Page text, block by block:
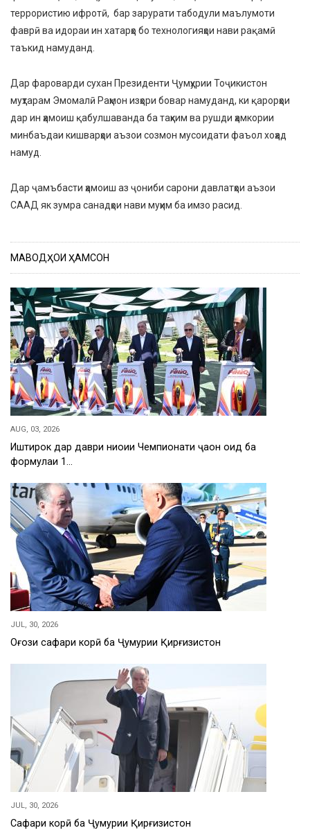
террористию ифротӣ, бар зарурати табодули маълумоти
фаврӣ ва идораи ин хатарҳо бо технологияҳои нави рақамӣ
таъкид намуданд.
Дар фароварди сухан Президенти Ҷумҳурии Тоҷикистон
муҳтарам Эмомалӣ Раҳмон изҳори бовар намуданд, ки қарорҳои
дар ин ҳамоиш қабулшаванда ба таҳким ва рушди ҳамкории
минбаъдаи кишварҳои аъзои созмон мусоидати фаъол хоҳад
намуд.
Дар ҷамъбасти ҳамоиш аз ҷониби сарони давлатҳои аъзои
СААД як зумра санадҳои нави муҳим ба имзо расид.
МАВОДҲОИ ҲАМСОН
AUG, 03, 2026
Иштирок дар даври ниҳоии Чемпионати ҷаҳон оид ба
формулаи 1…
JUL, 30, 2026
Оғози сафари корӣ ба Ҷумҳурии Қирғизистон
JUL, 30, 2026
Сафари корӣ ба Ҷумҳурии Қирғизистон